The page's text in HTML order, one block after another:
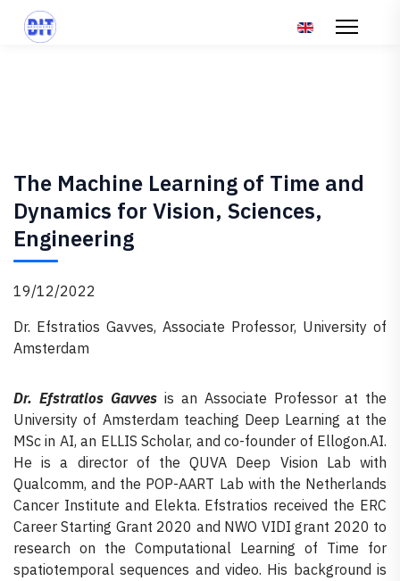
Επιλέξτε τη
The Machine Learning of Time and
Dynamics for Vision, Sciences,
Engineering
19/12/2022
Dr. Efstratios Gavves, Associate Professor, University of
Amsterdam
Dr. Efstratios Gavves is an Associate Professor at the
University of Amsterdam teaching Deep Learning at the
MSc in AI, an ELLIS Scholar, and co-founder of Ellogon.AI.
He is a director of the QUVA Deep Vision Lab with
Qualcomm, and the POP-AART Lab with the Netherlands
Cancer Institute and Elekta. Efstratios received the ERC
Career Starting Grant 2020 and NWO VIDI grant 2020 to
research on the Computational Learning of Time for
spatiotemporal sequences and video. His background is